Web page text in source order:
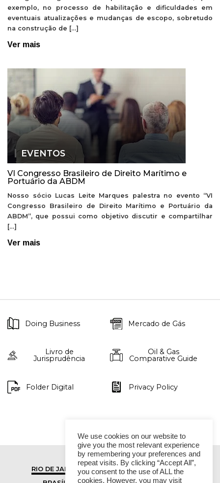
exemplo, no processo de habilitação e dificuldades em
eventuais atualizações e mudanças de escopo, sobretudo
na construção de […]
Ver mais
EVENTOS
VI Congresso Brasileiro de Direito Marítimo e
Portuário da ABDM
Nosso sócio Lucas Leite Marques palestra no evento “VI
Congresso Brasileiro de Direito Marítimo e Portuário da
ABDM”, que possui como objetivo discutir e compartilhar
[…]
Ver mais
Doing Business Mercado de Gás
Livro de
Jurisprudência
Oil & Gas
Comparative Guide
Folder Digital Privacy Policy
RIO DE JANEIRO
SÃO PAULO
We use cookies on our website to
give you the most relevant experience
by remembering your preferences and
repeat visits. By clicking “Accept All”,
you consent to the use of ALL the
cookies. However, you may visit